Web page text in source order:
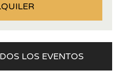
LOS EVENTOS